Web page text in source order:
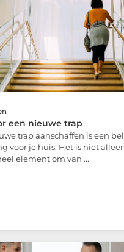
een nieuwe trap
trap aanschaffen is een
voor je huis. Het is niet
element om van ...